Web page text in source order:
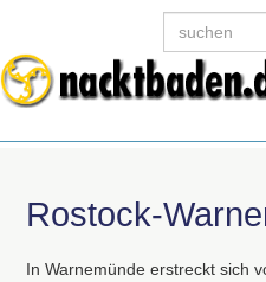
Rostock-
In Warnemünde erstreckt sich